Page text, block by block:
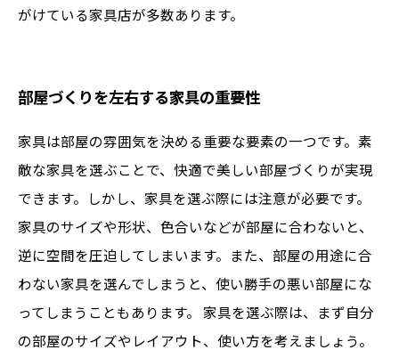
がけている家具店が多数あります。
部屋づくりを左右する家具の重要性
家具は部屋の雰囲気を決める重要な要素の一つです。素
敵な家具を選ぶことで、快適で美しい部屋づくりが実現
できます。しかし、家具を選ぶ際には注意が必要です。
家具のサイズや形状、色合いなどが部屋に合わないと、
逆に空間を圧迫してしまいます。また、部屋の用途に合
わない家具を選んでしまうと、使い勝手の悪い部屋にな
ってしまうこともあります。 家具を選ぶ際は、まず自分
の部屋のサイズやレイアウト、使い方を考えましょう。